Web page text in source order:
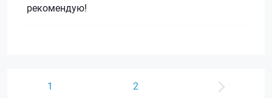
рекомендую!
1 2